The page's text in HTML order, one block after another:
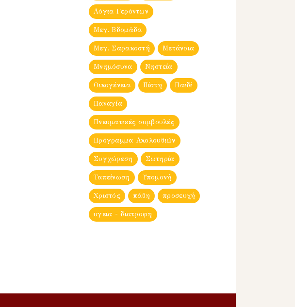
Λόγια Γερόντων
Μεγ. Βδομἀδα
Μεγ. Σαρακοστή Μετάνοια
Μνημόσυνα Νηστεία
Οικογένεια Πίστη Παιδί
Παναγία
Πνευματικές συμβουλές
Πρόγραμμα Ακολουθιών
Συγχώρεση Σωτηρία
Ταπείνωση Υπομονή
Χριστός πάθη προσευχή
υγεια - διατροφη